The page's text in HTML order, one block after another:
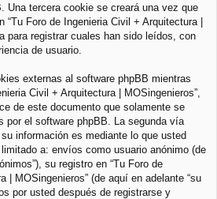
Una tercera cookie se creará una vez que
“Tu Foro de Ingenieria Civil + Arquitectura |
para registrar cuales han sido leídos, con
de usuario.
externas al software phpBB mientras
Civil + Arquitectura | MOSingenieros”,
de este documento que solamente se
por el software phpBB. La segunda vía
información es mediante lo que usted
a: envíos como usuario anónimo (de
su registro en “Tu Foro de
| MOSingenieros” (de aquí en adelante “su
por usted después de registrarse y